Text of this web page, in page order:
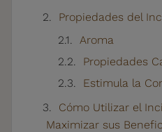
Propiedades del
Aroma
Propiedades
Estimula la
Cómo Utilizar el
Maximizar sus